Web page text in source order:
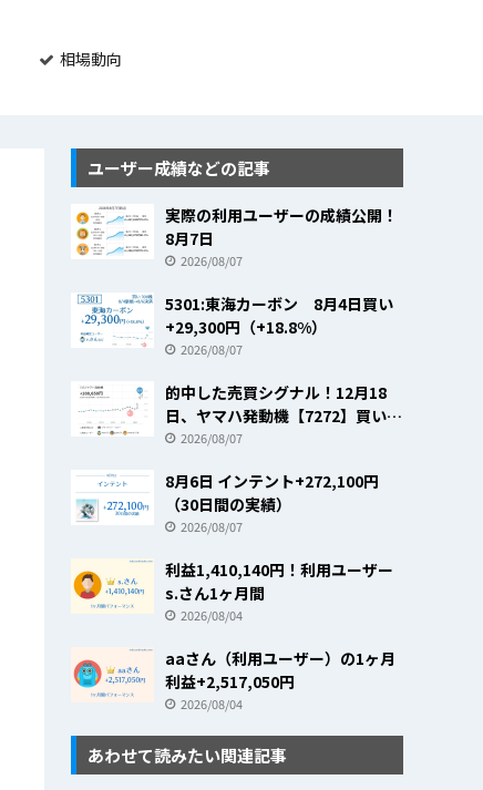
相場動向
ユーザー成績などの記事
実際の利用ユーザーの成績公開！
8月7日
2026/08/07
5301:東海カーボン 8月4日買い
+29,300円（+18.8%）
2026/08/07
的中した売買シグナル！12月18
日、ヤマハ発動機【7272】買いの
売買シグナルで+23.8％
2026/08/07
8月6日 インテント+272,100円
（30日間の実績）
2026/08/07
利益1,410,140円！利用ユーザー
s.さん1ヶ月間
2026/08/04
aaさん（利用ユーザー）の1ヶ月
利益+2,517,050円
2026/08/04
あわせて読みたい関連記事